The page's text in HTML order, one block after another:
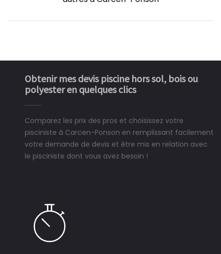
Obtenir mes devis piscine hors sol, bois ou
polyester en quelques clics
Comparez les prix des pros et choisissez votre
pisciniste à Carcen-Ponson en remplissant facilement
votre demande de devis et être mis en relation avec
le pisciniste dont vous avez besoin !